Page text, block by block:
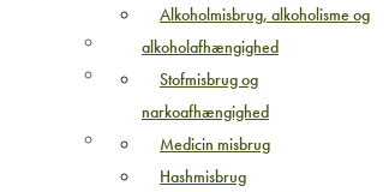
Alkoholmisbrug, alkoholisme og
alkoholafhængighed
Stofmisbrug og
narkoafhængighed
Medicin misbrug
Hashmisbrug
Hvad er afhængighed?
Karaktertræk hos den
afhængige
Alkoholmisbrug, alkoholisme og
alkoholafhængighed